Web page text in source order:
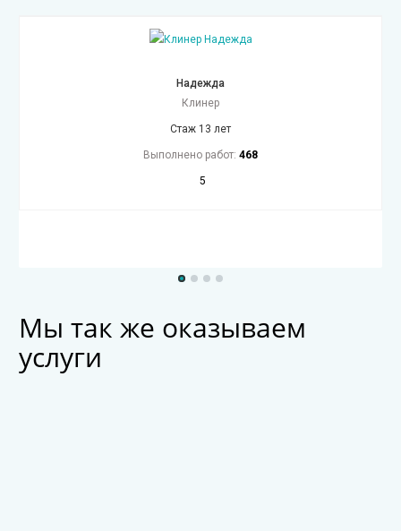
Надежда
Клинер
Стаж 13 лет
Выполнено работ: 468
5
Мы так же оказываем
услуги